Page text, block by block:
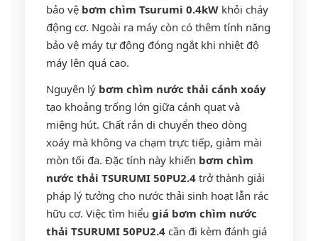
bảo vệ bơm chìm Tsurumi 0.4kW khỏi cháy
động cơ. Ngoài ra máy còn có thêm tính năng
bảo vệ máy tự động đóng ngắt khi nhiệt độ
máy lên quá cao.
Nguyên lý bơm chìm nước thải cánh xoáy
tạo khoảng trống lớn giữa cánh quạt và
miệng hút. Chất rắn di chuyển theo dòng
xoáy mà không va chạm trực tiếp, giảm mài
mòn tối đa. Đặc tính này khiến bơm chìm
nước thải TSURUMI 50PU2.4 trở thành giải
pháp lý tưởng cho nước thải sinh hoạt lẫn rác
hữu cơ. Việc tìm hiểu giá bơm chìm nước
thải TSURUMI 50PU2.4 cần đi kèm đánh giá